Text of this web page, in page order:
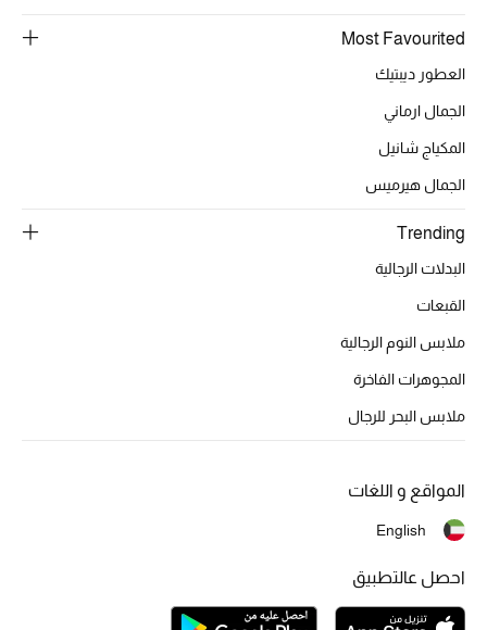
أبرز الحقائب
الموسم الجديد
تشكيلة الأحذية
أحذية للأطفال
أبرز المصممين
أحذية مختارة
Most Favourited
العطور ديبتيك
الجمال ارماني
المكياج شانيل
الجمال هيرميس
Trending
البدلات الرجالية
القبعات
ملابس النوم الرجالية
المجوهرات الفاخرة
ملابس البحر للرجال
المواقع و اللغات
English
احصل عالتطبيق